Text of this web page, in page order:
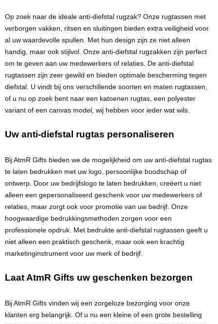
Op zoek naar de ideale anti-diefstal rugzak? Onze rugtassen met
verborgen vakken, ritsen en sluitingen bieden extra veiligheid voor
al uw waardevolle spullen. Met hun design zijn ze niet alleen
handig, maar ook stijlvol. Onze anti-diefstal rugzakken zijn perfect
om te geven aan uw medewerkers of relaties. De anti-diefstal
rugtassen zijn zeer gewild en bieden optimale bescherming tegen
diefstal. U vindt bij ons verschillende soorten en maten rugtassen,
of u nu op zoek bent naar een katoenen rugtas, een polyester
variant of een canvas model, wij hebben voor ieder wat wils.
Uw anti-diefstal rugtas personaliseren
BijAtmRGifts bieden we de mogelijkheid om uw anti-diefstal rugtas
te laten bedrukken met uw logo, persoonlijke boodschap of
ontwerp. Door uw bedrijfslogo te laten bedrukken, creëert u niet
alleen een gepersonaliseerd geschenk voor uw medewerkers of
relaties, maar zorgt ook voor promotie van uw bedrijf. Onze
hoogwaardige bedrukkingsmethoden zorgen voor een
professionele opdruk. Met bedrukte anti-diefstal rugtassen geeft u
niet alleen een praktisch geschenk, maar ook een krachtig
marketinginstrument voor uw merk of bedrijf.
LaatAtmR Gifts uw geschenken bezorgen
BijAtmRGifts vinden wij een zorgeloze bezorging voor onze
klanten erg belangrijk. Of u nu een kleine of een grote bestelling